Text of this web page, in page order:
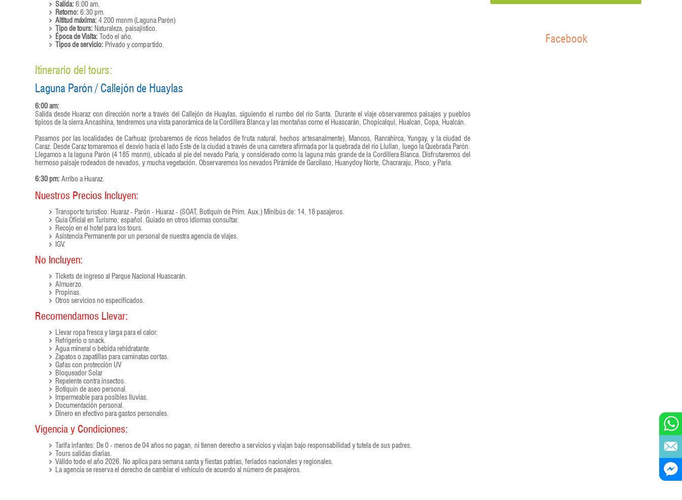
Salida: 6:00 am.
Retorno: 6:30 pm.
Altitud máxima:
4 200 msnm (Laguna Parón)
Tipo de tours:
Naturaleza, paisajístico.
Época de Visita: Todo el año.
Tipos de servicio:
Privado y compartido.
Itinerario del tours:
Laguna Parón / Callejón de Huaylas
6:00 am:
Salida desde Huaraz con dirección norte a través del Callejón de Huaylas, siguiendo el rumbo del río Santa. Durante el viaje observaremos paisajes y pueblos
típicos de la sierra Ancashina, tendremos una vista panorámica de la Cordillera Blanca y las montañas como el Huascarán, Chopicalqui, Hualcan, Copa, Hualcán.
Pasamos por las localidades de Carhuaz (probaremos de ricos helados de fruta natural, hechos artesanalmente), Mancos, Ranrahirca, Yungay, y la ciudad de
Caraz. Desde Caraz tomaremos el desvío hacia el lado Este de la ciudad a través de una carretera afirmada por la quebrada del río Llullan, luego la Quebrada Parón.
Llegamos a la laguna Parón (4 185 msnm), ubicado al pie del nevado Paria, y considerado como la laguna más grande de la Cordillera Blanca. Disfrutaremos del
hermoso paisaje rodeados de nevados, y mucha vegetación. Observaremos los nevados Pirámide de Garcilaso, Huanydoy Norte, Chacraraju, Pisco, y Paria.
6:30 pm: Arribo a Huaraz.
Nuestros Precios Incluyen:
Transporte turístico: Huaraz - Parón - Huaraz - (SOAT, Botiquín de Prim. Aux.) Minibús de: 14, 18 pasajeros.
Guía Oficial en Turismo; español. Guiado en otros idiomas consultar.
Recojo en el hotel para los tours.
Asistencia Permanente por un personal de nuestra agencia de viajes.
IGV.
No Incluyen:
Tickets de ingreso al Parque Nacional Huascarán.
Almuerzo.
Propinas.
Otros servicios no especificados.
Recomendamos Llevar:
Llevar ropa fresca y larga para el calor.
Refrigerio o snack.
Agua mineral o bebida rehidratante.
Zapatos o zapatillas para caminatas cortas.
Gafas con protección UV
Bloqueador Solar
Repelente contra insectos.
Botiquín de aseo personal.
Impermeable para posibles lluvias.
Documentación personal.
Dinero en efectivo para gastos personales.
Vigencia y Condiciones:
Tarifa infantes: De 0 - menos de 04 años no pagan, ni tienen derecho a servicios y viajan bajo responsabilidad y tutela de sus padres.
Tours salidas diarias.
Válido todo el año 2026. No aplica para semana santa y fiestas patrias, feriados nacionales y regionales.
La agencia se reserva el derecho de cambiar el vehículo de acuerdo al número de pasajeros.
Facebook